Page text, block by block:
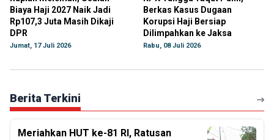
Biaya Haji 2027 Naik Jadi
Rp107,3 Juta Masih Dikaji
DPR
Jumat, 17 Juli 2026
Berkas Kasus Dugaan
Korupsi Haji Bersiap
Dilimpahkan ke Jaksa
Rabu, 08 Juli 2026
Berita Terkini
Meriahkan HUT ke-81 RI, Ratusan